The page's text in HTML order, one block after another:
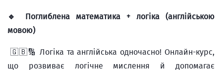
🔹 Поглиблена математика + логіка (англійською
мовою)
🇬🇧🔢 Логіка та англійська одночасно! Онлайн-курс,
що розвиває логічне мислення й допомагає